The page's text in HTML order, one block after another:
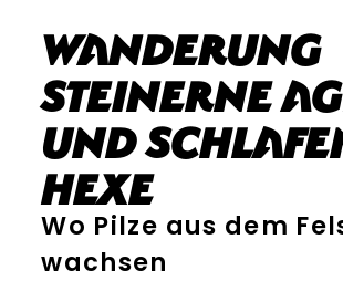
Wanderung
Steinerne
und
Hexe
Wo Pilze aus dem
wachsen